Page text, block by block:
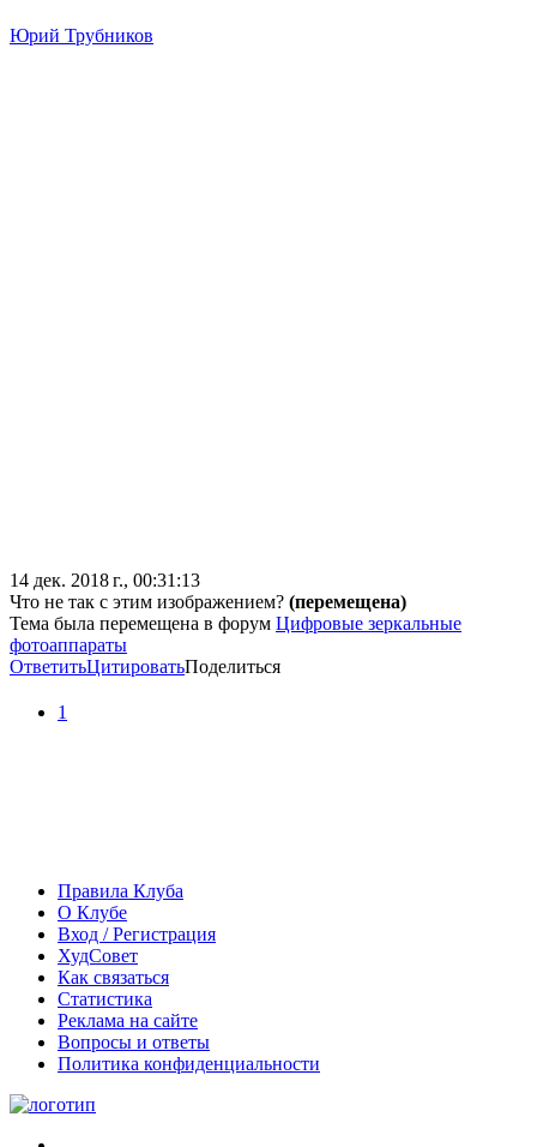
Юрий Трубников
14 дек. 2018 г., 00:31:13
Что не так с этим изображением? (перемещена)
Тема была перемещена в форум Цифровые зеркальные
фотоаппараты
ОтветитьЦитироватьПоделиться
1
Правила Клуба
О Клубе
Вход / Регистрация
ХудСовет
Как связаться
Статистика
Реклама на сайте
Вопросы и ответы
Политика конфиденциальности